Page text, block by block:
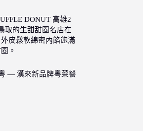
DONUT 高雄2
取的生甜甜圈名店在
皮鬆軟綿密內餡飽滿
。
— 漢來新品牌粵菜餐